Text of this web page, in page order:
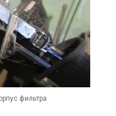
фильтра